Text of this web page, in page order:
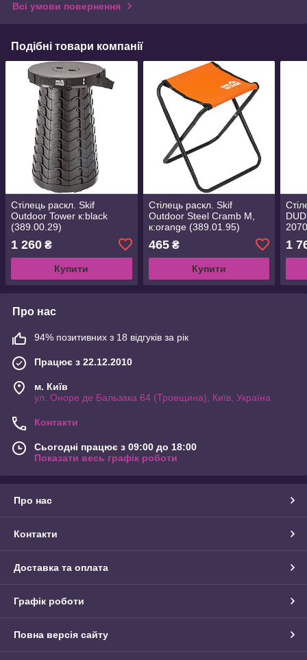
Всі умови повернення
Подібні товари компанії
Стілець раскл. Skif
Outdoor Tower к:black
(389.00.29)
1 260 ₴
Купити
Стілець раскл. Skif
Outdoor Steel Cramb M,
к:orange (389.01.95)
465₴
Купити
1
Про нас
94% позитивних з 18 відгуків за рік
Працює з 22.12.2010
м. Київ
ул. Оноре де Бальзака 64 (Троещина), Київ, Україна
Контакти
Сьогодні працює з 09:00 до 18:00
Показати весь графік роботи
Про нас
Контакти
Доставка та оплата
Графік роботи
Повна версія сайту